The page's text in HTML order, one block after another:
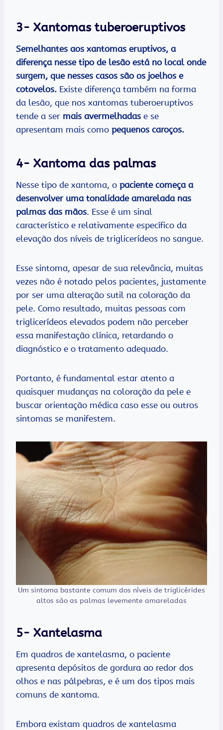
3- Xantomas tuberoeruptivos
Semelhantes aos xantomas eruptivos, a
diferença nesse tipo de lesão está no local onde
surgem, que nesses casos são os joelhos e
cotovelos. Existe diferença também na forma
da lesão, que nos xantomas tuberoeruptivos
tende a ser mais avermelhadas e se
apresentam mais como pequenos caroços.
4- Xantoma das palmas
Nesse tipo de xantoma, o paciente começa a
desenvolver uma tonalidade amarelada nas
palmas das mãos. Esse é um sinal
característico e relativamente específico da
elevação dos níveis de triglicerídeos no sangue.
Esse sintoma, apesar de sua relevância, muitas
vezes não é notado pelos pacientes, justamente
por ser uma alteração sutil na coloração da
pele. Como resultado, muitas pessoas com
triglicerídeos elevados podem não perceber
essa manifestação clínica, retardando o
diagnóstico e o tratamento adequado.
Portanto, é fundamental estar atento a
quaisquer mudanças na coloração da pele e
buscar orientação médica caso esse ou outros
sintomas se manifestem.
Um sintoma bastante comum dos níveis de triglicérides
altos são as palmas levemente amareladas
5- Xantelasma
Em quadros de xantelasma, o paciente
apresenta depósitos de gordura ao redor dos
olhos e nas pálpebras, e é um dos tipos mais
comuns de xantoma.
Embora existam quadros de xantelasma